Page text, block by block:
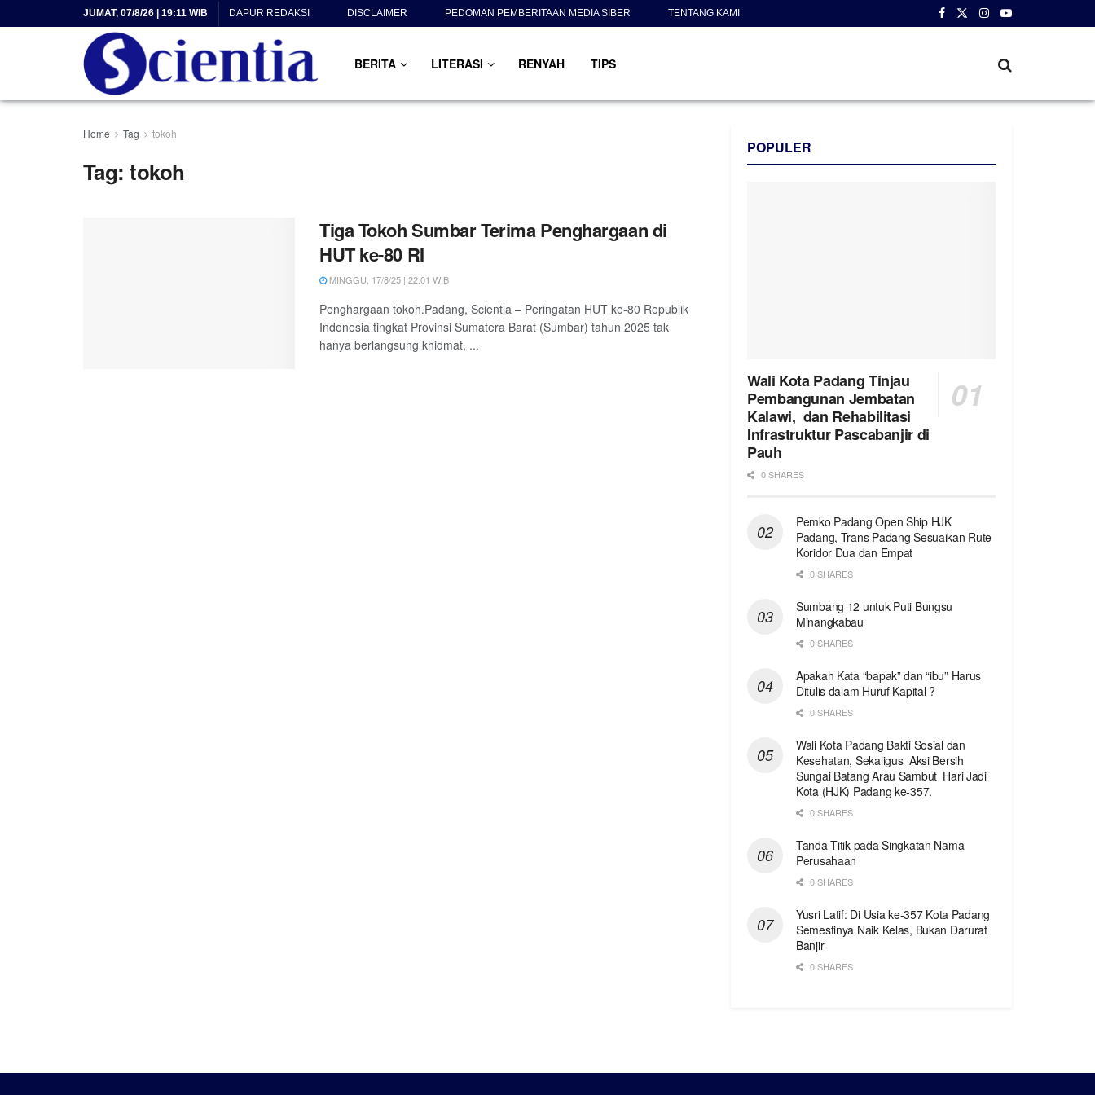
JUMAT, 07/8/26 | 19:11 WIB DAPUR REDAKSI DISCLAIMER PEDOMAN PEMBERITAAN MEDIA SIBER TENTANG KAMI
BERITA LITERASI RENYAH TIPS
Home Tag tokoh
Tag:tokoh
Tiga Tokoh Sumbar Terima Penghargaan di
HUT ke-80 RI
MINGGU, 17/8/25 | 22:01 WIB
Penghargaan tokoh.Padang, Scientia – Peringatan HUT ke-80 Republik
Indonesia tingkat Provinsi Sumatera Barat (Sumbar) tahun 2025 tak
hanya berlangsung khidmat, ...
POPULER
Wali Kota Padang Tinjau
Pembangunan Jembatan
Kalawi, dan Rehabilitasi
Infrastruktur Pascabanjir di
Pauh
0 SHARES
Pemko Padang Open Ship HJK
Padang, Trans Padang Sesuaikan Rute
Koridor Dua dan Empat
0 SHARES
Sumbang 12 untuk Puti Bungsu
Minangkabau
0 SHARES
Apakah Kata “bapak” dan “ibu” Harus
Ditulis dalam Huruf Kapital ?
0 SHARES
Wali Kota Padang Bakti Sosial dan
Kesehatan, Sekaligus Aksi Bersih
Sungai Batang Arau Sambut Hari Jadi
Kota (HJK) Padang ke-357.
0 SHARES
Tanda Titik pada Singkatan Nama
Perusahaan
0 SHARES
Yusri Latif: Di Usia ke-357 Kota Padang
Semestinya Naik Kelas, Bukan Darurat
Banjir
0 SHARES